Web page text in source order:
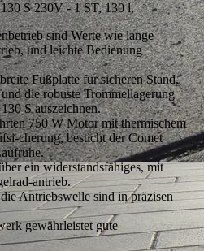
S 230V - 1 ST, 130 l,
sind Werte wie lange
und leichte Bedienung
Fußplatte für sicheren Stand,
die robuste Trommellagerung
S auszeichnen.
750 W Motor mit thermischem
cherung, besticht der Comet
ein widerstandsfähiges, mit
antrieb.
Antriebswelle sind in präzisen
gewährleistet gute